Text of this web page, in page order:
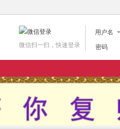
用户名
密码
微信扫一扫，快速登录